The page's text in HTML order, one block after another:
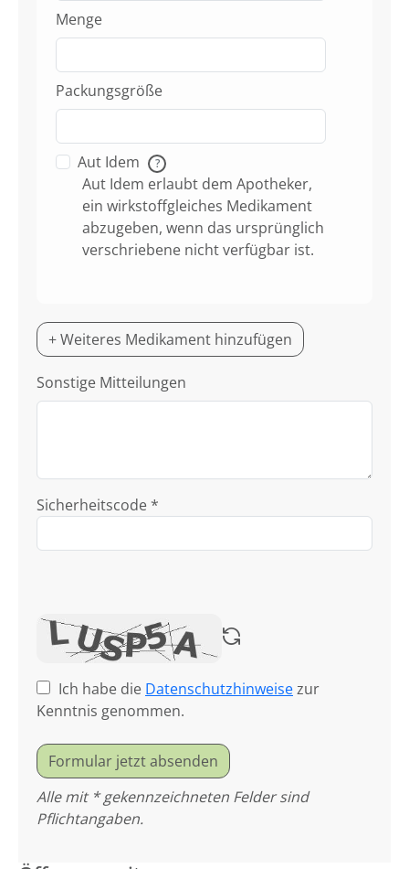
Menge
Packungsgröße
Aut Idem ?
Aut Idem erlaubt dem Apotheker,
ein wirkstoffgleiches Medikament
abzugeben, wenn das ursprünglich
verschriebene nicht verfügbar ist.
+ Weiteres Medikament hinzufügen
Sonstige Mitteilungen
Sicherheitscode *
Ich habe die Datenschutzhinweisezur
Kenntnis genommen.
Formular jetzt absenden
Alle mit * gekennzeichneten Felder sind
Pflichtangaben.